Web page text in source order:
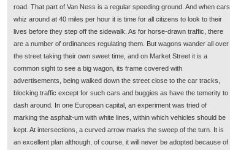
road. That part of Van Ness is a regular speeding ground. And when cars
whiz around at 40 miles per hour it is time for all citizens to look to their
lives before they step off the sidewalk. As for horse-drawn traffic, there
are a number of ordinances regulating them. But wagons wander all over
the street taking their own sweet time, and on Market Street it is a
common sight to see a big wagon, its frame covered with
advertisements, being walked down the street close to the car tracks,
blocking traffic except for such cars and buggies as have the temerity to
dash around. In one European capital, an experiment was tried of
marking the asphalt-um with white lines, within which vehicles should be
kept. At intersections, a curved arrow marks the sweep of the turn. It is
an excellent plan although, of course, it will never be adopted because of